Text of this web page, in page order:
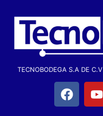
TECNOBODEGA S.A DE C.V